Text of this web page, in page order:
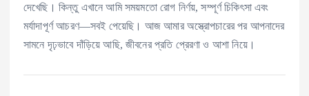
দেখেছি। কিন্তু এখানে আমি সময়মতো রোগ নির্ণয়, সম্পূর্ণ চিকিৎসা এবং
মর্যাদাপূর্ণ আচরণ—সবই পেয়েছি। আজ আমার অস্ত্রোপচারের পর আপনাদের
সামনে দৃঢ়ভাবে দাঁড়িয়ে আছি, জীবনের প্রতি প্রেরণা ও আশা নিয়ে।